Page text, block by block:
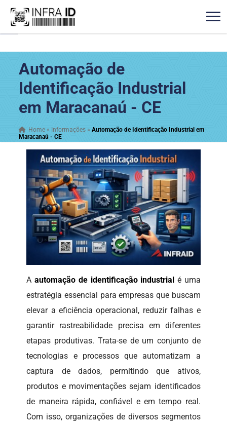
Automação de
Identificação Industrial
em Maracanaú - CE
Home » Informações »Automação de Identificação Industrial em
Maracanaú - CE
Aautomação de identificação industrial é uma
estratégia essencial para empresas que buscam
elevar a eficiência operacional, reduzir falhas e
garantir rastreabilidade precisa em diferentes
etapas produtivas. Trata-se de um conjunto de
tecnologias e processos que automatizam a
captura de dados, permitindo que ativos,
produtos e movimentações sejam identificados
de maneira rápida, confiável e em tempo real.
Com isso, organizações de diversos segmentos